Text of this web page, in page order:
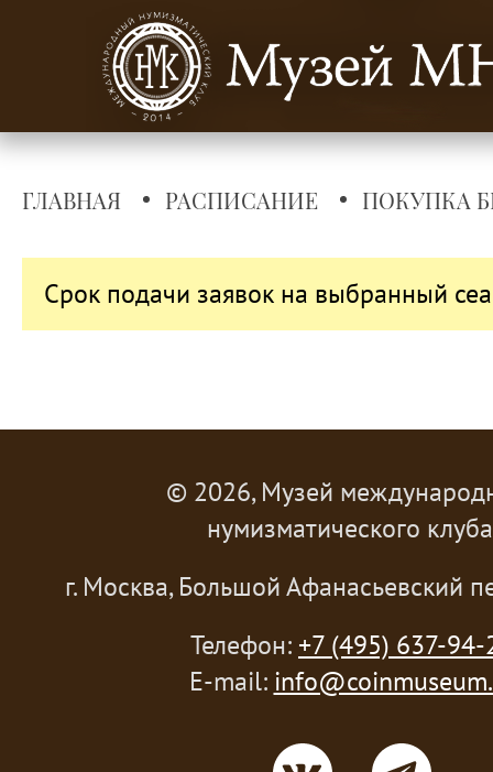
ГЛАВНАЯ РАСПИСАНИЕ ПОКУПКА
Срок подачи заявок на выбранный
© 2026, Музей
нумизматического
г. Москва, Большой Афанасьевский
Телефон: +7 (495) 637-94-
E-mail: